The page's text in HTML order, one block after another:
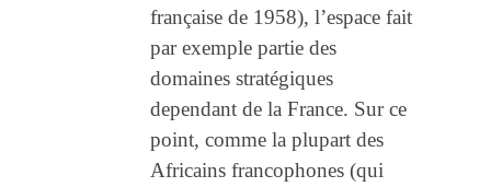
française de 1958), l’espace fait
par exemple partie des
domaines stratégiques
dependant de la France. Sur ce
point, comme la plupart des
Africains francophones (qui